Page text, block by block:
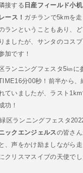
接する 日産フィールド小
ース！ ガチランで5kmを走
ランということもあり、
ましたが、サンタのコス
加です！
ランニングフェスタ5㎞に
分00秒！前半から、
ていましたが、ラスト
功！
区ランニングフェスタ2022
ックエンジェルスの皆さ
、声をかけ励ましながら
クリスマスイブの天使でし